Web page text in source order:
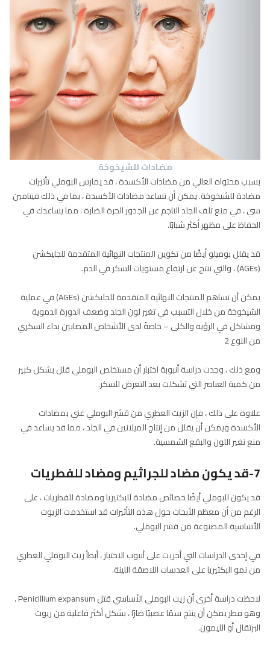
مضادات للشيخوخة
بسبب محتواه العالي من مضادات الأكسدة ، قد يمارس البوملي تأثيرات
مضادة للشيخوخة. يمكن أن تساعد مضادات الأكسدة ، بما في ذلك فيتامين
سي ، في منع تلف الجلد الناجم عن الجذور الحرة الضارة ، مما يساعدك في
الحفاظ على مظهر أكثر شبابًا.
قد يقلل بوميلو أيضًا من تكوين المنتجات النهائية المتقدمة للجليكشن
(AGEs) ، والتي تنتج عن ارتفاع مستويات السكر في الدم.
يمكن أن تساهم المنتجات النهائية المتقدمة للجليكشن (AGEs) في عملية
الشيخوخة من خلال التسبب في تغير لون الجلد وضعف الدورة الدموية
ومشاكل في الرؤية والكلى – خاصةً لدى الأشخاص المصابين بداء السكري
من النوع 2
ومع ذلك ، وجدت دراسة أنبوبة اختبار أن مستخلص البوملي قلل بشكل كبير
من كمية العناصر التي تشكلت بعد التعرض للسكر.
علاوة على ذلك ، فإن الزيت العطري من قشر البوملي غني بمضادات
الأكسدة ويمكن أن يقلل من إنتاج الميلانين في الجلد ، مما قد يساعد في
منع تغير اللون والبقع الشمسية.
7-قد يكون مضاد للجراثيم ومضاد للفطريات
قد يكون للبوملي أيضًا خصائص مضادة للبكتيريا ومضادة للفطريات ، على
الرغم من أن معظم الأبحاث حول هذه التأثيرات قد استخدمت الزيوت
الأساسية المصنوعة من قشر البوملي.
في إحدى الدراسات التي أجريت على أنبوب الاختبار ، أبطأ زيت البوملي العطري
من نمو البكتيريا على العدسات اللاصقة اللينة.
لاحظت دراسة أخرى أن زيت البوملي الأساسي قتل Penicillium expansum ،
وهو فطر يمكن أن ينتج سمًا عصبيًا ضارًا ، بشكل أكثر فاعلية من زيوت
البرتقال أو الليمون.